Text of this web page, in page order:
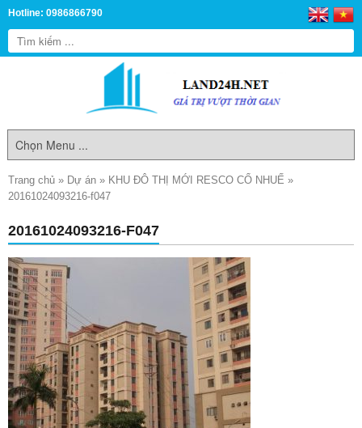
Hotline: 0986866790
Trang chủ » Dự án » KHU ĐÔ THỊ MỚI RESCO CỔ NHUẾ »
20161024093216-f047
20161024093216-F047